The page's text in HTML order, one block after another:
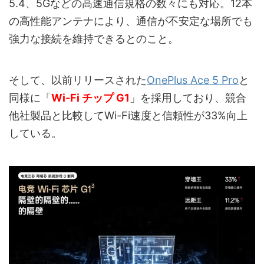
5.4、5Gなどの高速通信規格の数々にも対応。12本
の高性能アンテナにより、通信が不安定な場所でも
強力な接続を維持できるとのこと。
そして、以前リリースされたOnePlus Ace 5 Proと
同様に「 Wi-Fi チップ G1 」を採用しており、競合
他社製品と比較してWi-Fi速度と信頼性が33%向上
している。